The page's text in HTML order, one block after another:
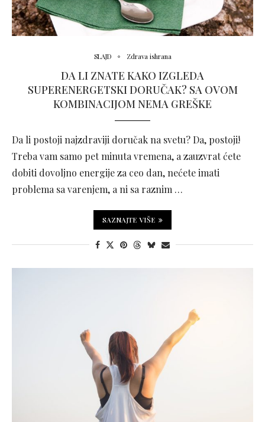
SLAJD Zdrava ishrana
DA LI ZNATE KAKO IZGLEDA
SUPERENERGETSKI DORUČAK? SA OVOM
KOMBINACIJOM NEMA GREŠKE
Da li postoji najzdraviji doručak na svetu? Da, postoji!
Treba vam samo pet minuta vremena, a zauzvrat ćete
dobiti dovoljno energije za ceo dan, nećete imati
problema sa varenjem, a ni sa raznim …
SAZNAJTE VIŠE